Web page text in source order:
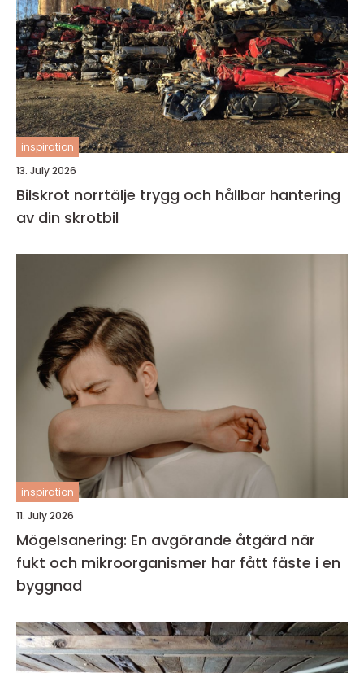
inspiration
13. July 2026
Bilskrot norrtälje trygg och hållbar hantering
av din skrotbil
inspiration
11. July 2026
Mögelsanering: En avgörande åtgärd när
fukt och mikroorganismer har fått fäste i en
byggnad